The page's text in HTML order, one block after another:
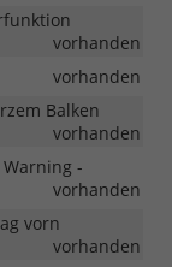
vorhanden
vorhanden
Balken
vorhanden
Warning -
vorhanden
vorn
vorhanden